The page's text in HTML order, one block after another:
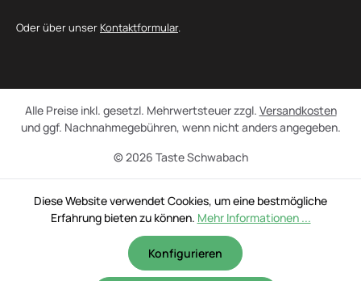
Oder über unser Kontaktformular.
© 2026 Taste Schwabach
Alle Preise inkl. gesetzl. Mehrwertsteuer zzgl. Versandkosten
und ggf. Nachnahmegebühren, wenn nicht anders angegeben.
Diese Website verwendet Cookies, um eine bestmögliche
Erfahrung bieten zu können. Mehr Informationen ...
Konfigurieren